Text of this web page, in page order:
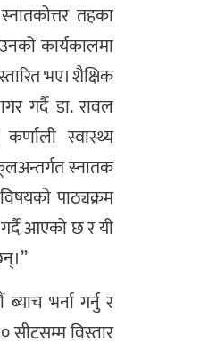
तहका
कार्यकालमा
भए। शैक्षिक
गर्दै डा. रावल
स्वास्थ्य
स्नातक
पाठ्यक्रम
आएको छ र यी
भर्ना गर्नु र
सीटसम्म विस्तार